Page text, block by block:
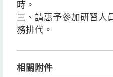
時。
三、請惠予參加研習人
務排代。
相關附件